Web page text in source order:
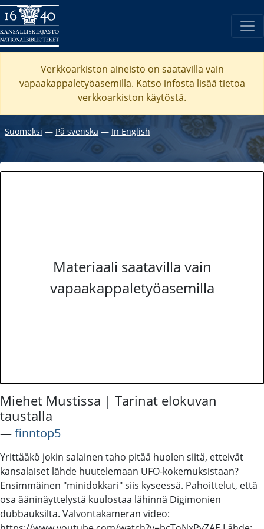
Verkkoarkiston aineisto on saatavilla vain
vapaakappaletyöasemilla. Katso infosta lisää tietoa
verkkoarkiston käytöstä.
Suomeksi ― På svenska ― In English
Materiaali saatavilla vain
vapaakappaletyöasemilla
Miehet Mustissa | Tarinat elokuvan
taustalla
―finntop5
Yrittääkö jokin salainen taho pitää huolen siitä, etteivät
kansalaiset lähde huutelemaan UFO-kokemuksistaan?
Ensimmäinen "minidokkari" siis kyseessä. Pahoittelut, että
osa ääninäyttelystä kuulostaa lähinnä Digimonien
dubbauksilta. Valvontakameran video: